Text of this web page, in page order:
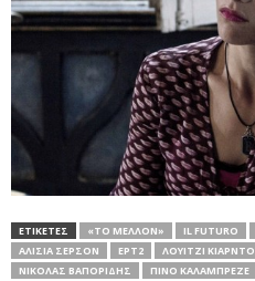
ΕΤΙΚΕΤΕΣ «ΤΟ ΜΈΛΛΟΝ» IL FUTURO
ΑΛΊΣΙΑ ΣΈΡΣΟΝ
ΕΡΤ2 ΛΟΥΊΤΖΙ ΚΙΆΡΝΤΟ
ΝΙΚΌΛΑΣ ΒΑΠΟΡΊΔΗΣ
ΠΊΝΟ ΚΑΛΑΜΠΡΈΖΕ